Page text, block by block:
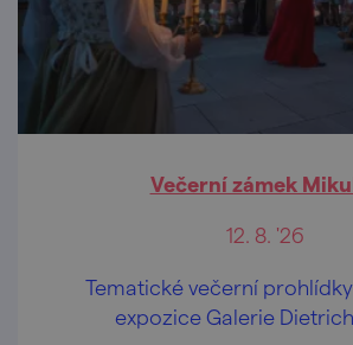
Večerní zámek
12. 8. '26
Tematické večerní
expozice Galerie